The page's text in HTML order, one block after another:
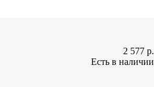
2 577 р.
Есть в наличии